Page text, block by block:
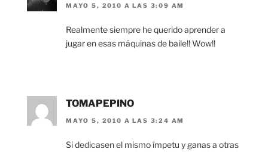
MAYO 5, 2010 A LAS 3:09 AM
Realmente siempre he querido aprender a
jugar en esas máquinas de baile!! Wow!!
TOMAPEPINO
MAYO 5, 2010 A LAS 3:24 AM
Si dedicasen el mismo ímpetu y ganas a otras